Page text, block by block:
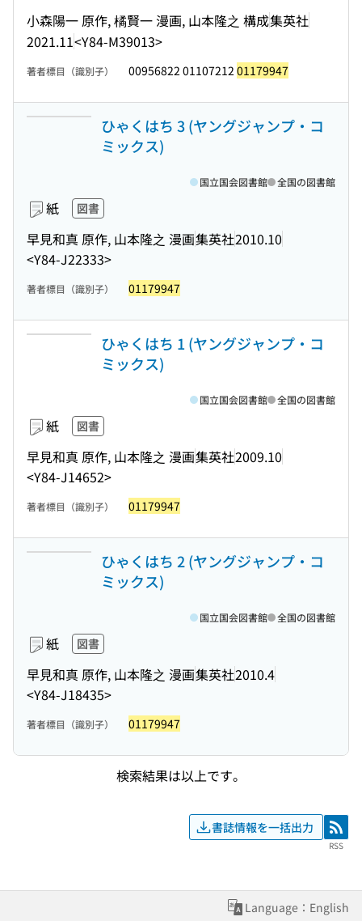
小森陽一 原作, 橘賢一 漫画, 山本隆之 構成集英社
2021.11<Y84-M39013>
著者標目（識別子） 00956822 01107212 01179947
ひゃくはち 3 (ヤングジャンプ・コ
ミックス)
紙 図書
早見和真 原作, 山本隆之 漫画集英社2010.10
<Y84-J22333>
国立国会図書館 全国の図書館
著者標目（識別子） 01179947
ひゃくはち 1 (ヤングジャンプ・コ
ミックス)
紙 図書
早見和真 原作, 山本隆之 漫画集英社2009.10
<Y84-J14652>
国立国会図書館 全国の図書館
著者標目（識別子） 01179947
ひゃくはち 2 (ヤングジャンプ・コ
ミックス)
紙 図書
早見和真 原作, 山本隆之 漫画集英社2010.4
<Y84-J18435>
国立国会図書館 全国の図書館
著者標目（識別子） 01179947
検索結果は以上です。
書誌情報を一括出力 RSS
RSS
Language：English